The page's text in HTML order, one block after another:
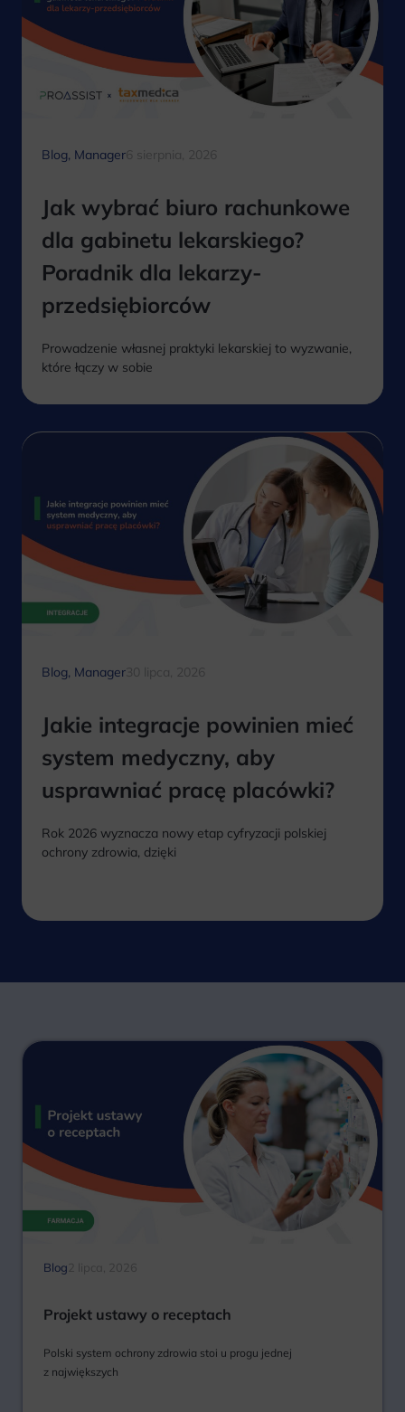
Blog, Manager6 sierpnia, 2026
Jak wybrać biuro rachunkowe
dla gabinetu lekarskiego?
Poradnik dla lekarzy-
przedsiębiorców
Prowadzenie własnej praktyki lekarskiej to wyzwanie,
które łączy w sobie
Blog, Manager30 lipca, 2026
Jakie integracje powinien mieć
system medyczny, aby
usprawniać pracę placówki?
Rok 2026 wyznacza nowy etap cyfryzacji polskiej
ochrony zdrowia, dzięki
Blog 2 lipca, 2026
Projekt ustawy o receptach
Polski system ochrony zdrowia stoi u progu jednej
z największych